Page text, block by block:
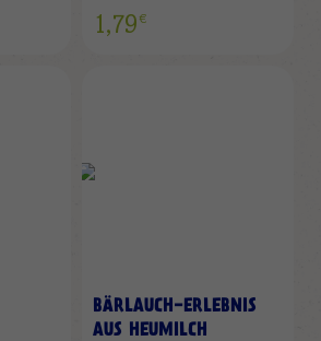
1,79€
BÄRLAUCH-ERLEBNIS
AUS HEUMILCH